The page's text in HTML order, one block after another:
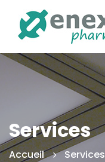
Services
Accueil Services